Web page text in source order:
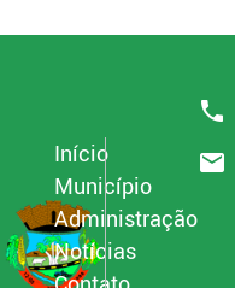
Início
Município
Administração
Notícias
phone
email